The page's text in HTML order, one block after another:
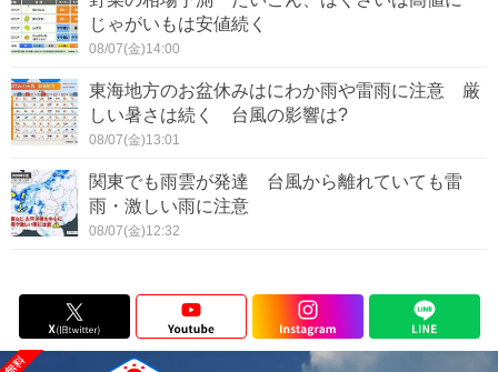
じゃがいもは安値続く
08/07(金)14:00
東海地方のお盆休みはにわか雨や雷雨に注意 厳
しい暑さは続く 台風の影響は?
08/07(金)13:01
関東でも雨雲が発達 台風から離れていても雷
雨・激しい雨に注意
08/07(金)12:32